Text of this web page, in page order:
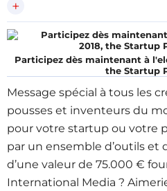
+
Participez dès maintenant à
the Startup
Message spécial à tous les
pousses et inventeurs du
pour votre startup ou votre
par un ensemble d’outils et
d’une valeur de 75.000 €
International Media ?